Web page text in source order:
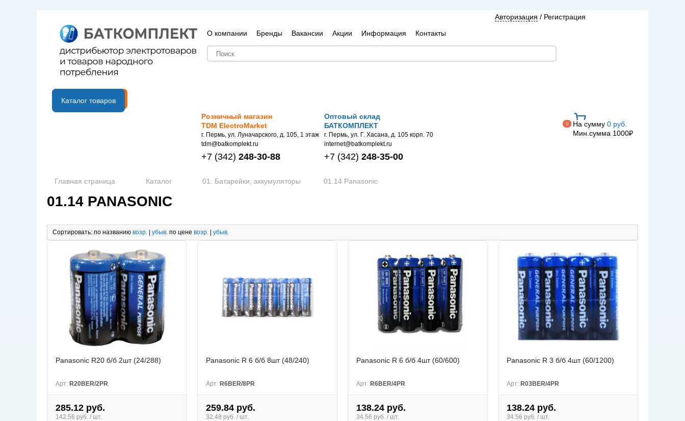
О компании Бренды Вакансии Акции Информация Контакты
Авторизация / Регистрация
B2B портал
Каталог товаров
Розничный магазин
TDM ElectroMarket
г. Пермь, ул. Луначарского, д. 105, 1 этаж
tdm@batkomplekt.ru
+7 (342) 248-30-88
Оптовый склад
БАТКОМПЛЕКТ
г. Пермь, ул. Г. Хасана, д. 105 корп. 70
internet@batkomplekt.ru
+7 (342) 248-35-00
0 На сумму 0 руб.
Мин.сумма 1000₽
Главная страница Каталог 01. Батарейки, аккумуляторы 01.14 Panasonic
01.14 PANASONIC
Сортировать: по названию возр. | убыв. по цене возр. | убыв.
Panasonic R20 б/б 2шт (24/288)
Арт: R20BER/2PR
285.12 руб.
142.56 руб. / шт.
Panasonic R 6 б/б 8шт (48/240)
Арт: R6BER/8PR
259.84 руб.
32.48 руб. / шт.
Panasonic R 6 б/б 4шт (60/600)
Арт: R6BER/4PR
138.24 руб.
34.56 руб. / шт.
Panasonic R 3 б/б 4шт (60/1200)
Арт: R03BER/4PR
138.24 руб.
34.56 руб. / шт.